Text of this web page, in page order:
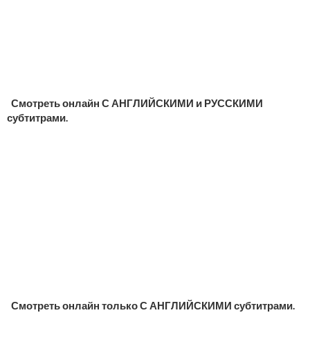
Смотреть онлайн С АНГЛИЙСКИМИ и РУССКИМИ
субтитрами.
Смотреть онлайн только С АНГЛИЙСКИМИ субтитрами.